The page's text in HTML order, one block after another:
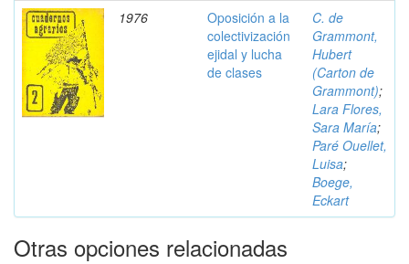
1976
Oposición a la
colectivización
ejidal y lucha
de clases
C. de
Grammont,
Hubert
(Carton de
Grammont);
Lara Flores,
Sara María;
Paré Ouellet,
Luisa;
Boege,
Eckart
Otras opciones relacionadas